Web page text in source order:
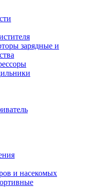
зарядные и
и насекомых